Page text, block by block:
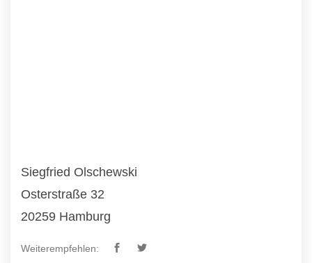
Siegfried Olschewski
Osterstraße 32
20259 Hamburg
Weiterempfehlen: